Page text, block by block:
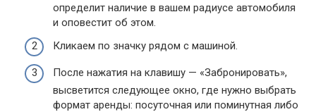
определит наличие в вашем радиусе автомобиля
и оповестит об этом.
Кликаем по значку рядом с машиной.
После нажатия на клавишу — «Забронировать»,
высветится следующее окно, где нужно выбрать
формат аренды: посуточная или поминутная либо